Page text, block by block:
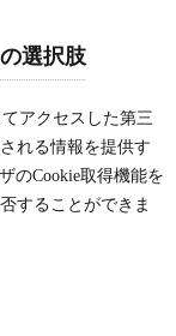
選択肢
アクセスした第三
れる情報を提供す
のCookie取得機能を
することができま